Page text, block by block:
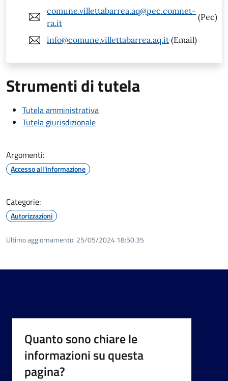
comune.villettabarrea.aq@pec.comnet-
ra.it
(Pec)
info@comune.villettabarrea.aq.it (Email)
Strumenti di tutela
Tutela amministrativa
Tutela giurisdizionale
Argomenti:
Accesso all'informazione
Categorie:
Autorizzazioni
Ultimo aggiornamento: 25/05/2024 18:50.35
Quanto sono chiare le
informazioni su questa
pagina?